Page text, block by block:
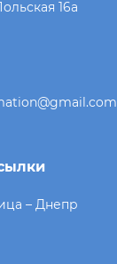
16а
– Днепр